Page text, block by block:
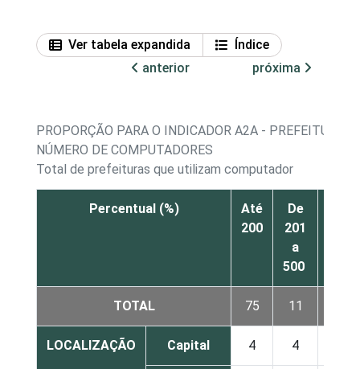
Ver tabela expandida
Índice
anterior
próxima
PROPORÇÃO PARA O INDICADOR A2A - PREFEITURAS
NÚMERO DE COMPUTADORES
Total de prefeituras que utilizam computador
Percentual (%)
Até
200
De
201
a
500
TOTAL 75 11
LOCALIZAÇÃO Capital 4 4